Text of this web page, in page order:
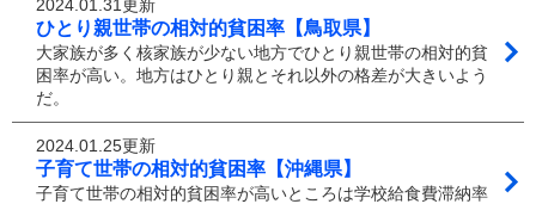
2024.01.31更新
ひとり親世帯の相対的貧困率【鳥取県】
大家族が多く核家族が少ない地方でひとり親世帯の相対的貧
困率が高い。地方はひとり親とそれ以外の格差が大きいよう
だ。
2024.01.25更新
子育て世帯の相対的貧困率【沖縄県】
子育て世帯の相対的貧困率が高いところは学校給食費滞納率